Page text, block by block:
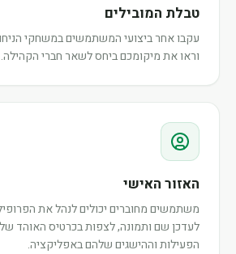
טבלת המובילים
עקבו אחר ביצועי המשתמשים במשחקי
וראו את מיקומכם ביחס לשאר חברי הקהילה.
האזור האישי
משתמשים מחוברים יכולים לנהל את
לעדכן שם ותמונה, לצפות בכרטיס האוהד
הפעילות וההישגים שלהם באפליקציה.